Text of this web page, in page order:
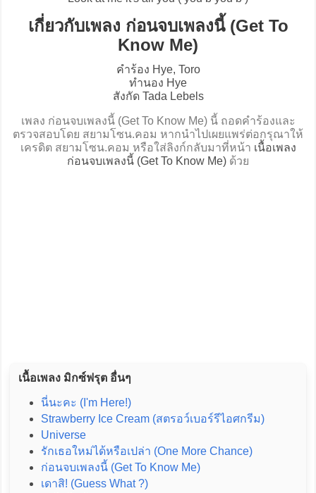
เกี่ยวกับเพลง ก่อนจบเพลงนี้ (Get To
Know Me)
คำร้อง Hye, Toro
ทำนอง Hye
สังกัด Tada Lebels
เพลง ก่อนจบเพลงนี้ (Get To Know Me) นี้ ถอดคำร้องและ
ตรวจสอบโดย สยามโซน.คอม หากนำไปเผยแพร่ต่อกรุณาให้
เครดิต สยามโซน.คอม หรือใส่ลิงก์กลับมาที่หน้า เนื้อเพลง
ก่อนจบเพลงนี้ (Get To Know Me) ด้วย
เนื้อเพลง มิกซ์ฟรุต อื่นๆ
นี่นะคะ (I'm Here!)
Strawberry Ice Cream (สตรอว์เบอร์รีไอศกรีม)
Universe
รักเธอใหม่ได้หรือเปล่า (One More Chance)
ก่อนจบเพลงนี้ (Get To Know Me)
เดาสิ! (Guess What ?)